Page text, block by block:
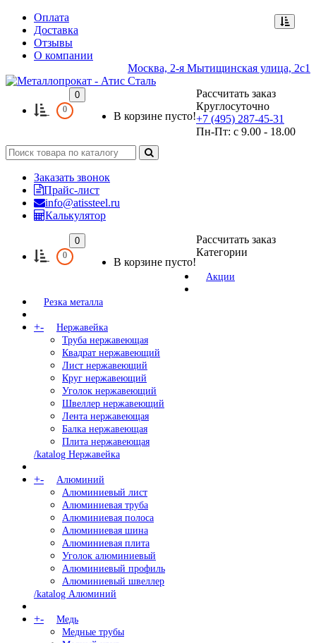
Оплата
Доставка
Отзывы
О компании
Москва, 2-я Мытищинская улица, 2с1
0
0
В корзине пусто!
Рассчитать заказ
Круглосуточно
+7 (495) 287-45-31
Пн-Пт: с 9.00 - 18.00
Заказать звонок
Прайс-лист
info@atissteel.ru
Калькулятор
0
0
В корзине пусто!
Рассчитать заказ
Категории
Акции
Резка металла
+-
Нержавейка
Труба нержавеющая
Квадрат нержавеющий
Лист нержавеющий
Круг нержавеющий
Уголок нержавеющий
Швеллер нержавеющий
Лента нержавеющая
Балка нержавеющая
Плита нержавеющая
/katalog Нержавейка
+-
Алюминий
Алюминиевый лист
Алюминиевая труба
Алюминиевая полоса
Алюминиевая шина
Алюминиевая плита
Уголок алюминиевый
Алюминиевый профиль
Алюминиевый швеллер
/katalog Алюминий
+-
Медь
Медные трубы